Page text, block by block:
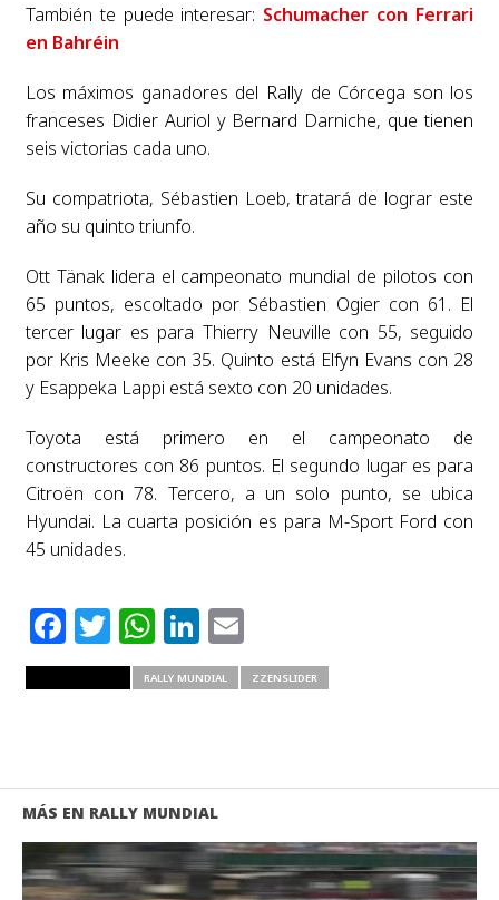
También te puede interesar: Schumacher con Ferrari
en Bahréin
Los máximos ganadores del Rally de Córcega son los
franceses Didier Auriol y Bernard Darniche, que tienen
seis victorias cada uno.
Su compatriota, Sébastien Loeb, tratará de lograr este
año su quinto triunfo.
Ott Tänak lidera el campeonato mundial de pilotos con
65 puntos, escoltado por Sébastien Ogier con 61. El
tercer lugar es para Thierry Neuville con 55, seguido
por Kris Meeke con 35. Quinto está Elfyn Evans con 28
y Esappeka Lappi está sexto con 20 unidades.
Toyota está primero en el campeonato de
constructores con 86 puntos. El segundo lugar es para
Citroën con 78. Tercero, a un solo punto, se ubica
Hyundai. La cuarta posición es para M-Sport Ford con
45 unidades.
Facebook
Twitter
WhatsApp
LinkedIn
Email
RALLY MUNDIAL ZZENSLIDER
MÁS EN RALLY MUNDIAL